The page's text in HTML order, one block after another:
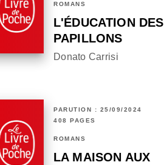
ROMANS
L'ÉDUCATION DES
PAPILLONS
Donato Carrisi
PARUTION : 25/09/2024
408 PAGES
ROMANS
LA MAISON AUX